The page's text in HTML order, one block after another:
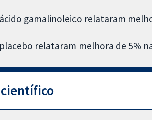
gamalinoleico relataram
relataram melhora de 5%